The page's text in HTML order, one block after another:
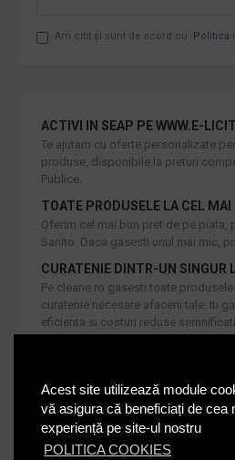
Acest site utilizează module
vă asigura că beneficiați de cea
experiență pe site-ul nostru
POLITICA COOKIES
Am citit şi sunt de acord cu Politica
ACTIVI IN SEAP PE WWW.E-
Te ajutam cu oferte personalizate
produse, disponibile la preturi
Publice.
TOATE PRODUSELE LA CEL MAI
Oferim cel mai bun pret de pe piata,
Sanito. Daca gasesti unul mai mic,
CURATENIE DINTR-UN SINGUR
Pe cleane.ro gasesti toate
curatenie necesare afacerii tale. Iti
eficienta si costuri reduse
Iti oferim produse de cea mai inalta
inlocuirea sau returnarea lor, noi
de la achizitie catre consumatori.